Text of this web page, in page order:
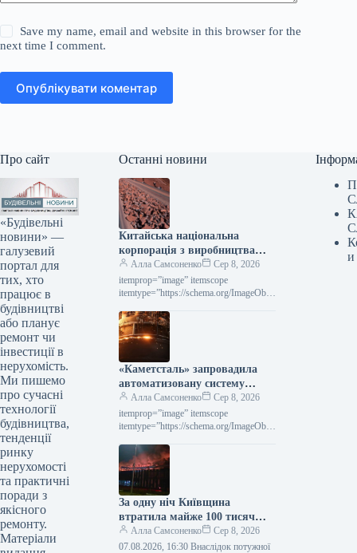
Save my name, email and website in this browser for the
next time I comment.
Опублікувати коментар
Про сайт
«Будівельні
новини» —
галузевий
портал для
тих, хто
працює в
будівництві
або планує
ремонт чи
інвестиції в
нерухомість.
Ми пишемо
про сучасні
технології
будівництва,
тенденції
ринку
нерухомості
та практичні
поради з
якісного
ремонту.
Матеріали
Останні новини
Китайська національна
корпорація з виробництва
металів (CMRG) зобов’язала
сталеливарні заводи
припинити переговори з Rio
Алла Самсоненко
Сер 8, 2026
itemprop=”image” itemscope
itemtype=”https://schema.org/ImageObje
Залізна руда Новини Глобальний ринок
Китай Друк 316 07 Серпня 2026
Китайська CMRG наказала
металургійним…
«Каметсталь» запровадила
автоматизовану систему
контролю на другому агрегаті
«піч-ківш»
Алла Самсоненко
Сер 8, 2026
itemprop=”image” itemscope
itemtype=”https://schema.org/ImageObje
Підприємства Каметсталь Друкувати
273 07 Серпня 2026 «Каметсталь»
впровадила систему автоматичного
керування на установці…
За одну ніч Київщина
втратила майже 100 тисяч
квадратних метрів складів:
які споруди зазнали
Алла Самсоненко
Сер 8, 2026
07.08.2026, 16:30 Внаслідок потужної
и